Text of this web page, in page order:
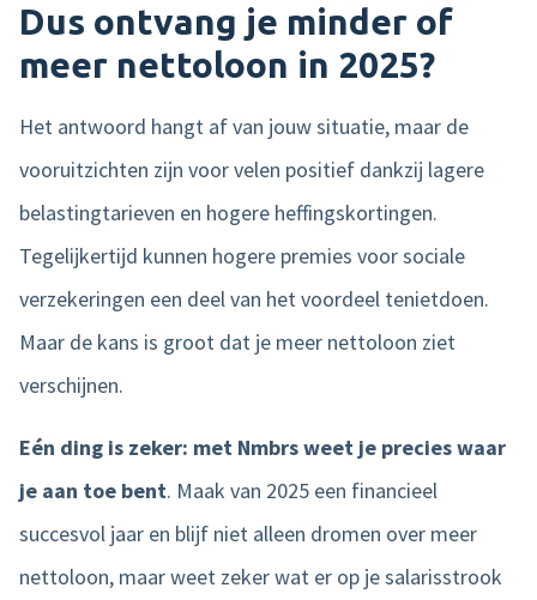
Dus ontvang je minder of
meer nettoloon in 2025?
Het antwoord hangt af van jouw situatie, maar de
vooruitzichten zijn voor velen positief dankzij lagere
belastingtarieven en hogere heffingskortingen.
Tegelijkertijd kunnen hogere premies voor sociale
verzekeringen een deel van het voordeel tenietdoen.
Maar de kans is groot dat je meer nettoloon ziet
verschijnen.
Eén ding is zeker: met Nmbrs weet je precies waar
je aan toe bent. Maak van 2025 een financieel
succesvol jaar en blijf niet alleen dromen over meer
nettoloon, maar weet zeker wat er op je salarisstrook